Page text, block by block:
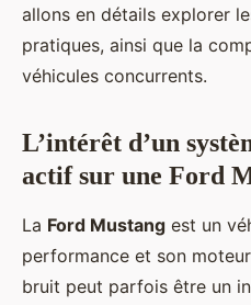
allons en détails explorer
pratiques, ainsi que la
véhicules concurrents.
L’intérêt d’un
actif sur une Ford
La Ford Mustang est un
performance et son
bruit peut parfois être un